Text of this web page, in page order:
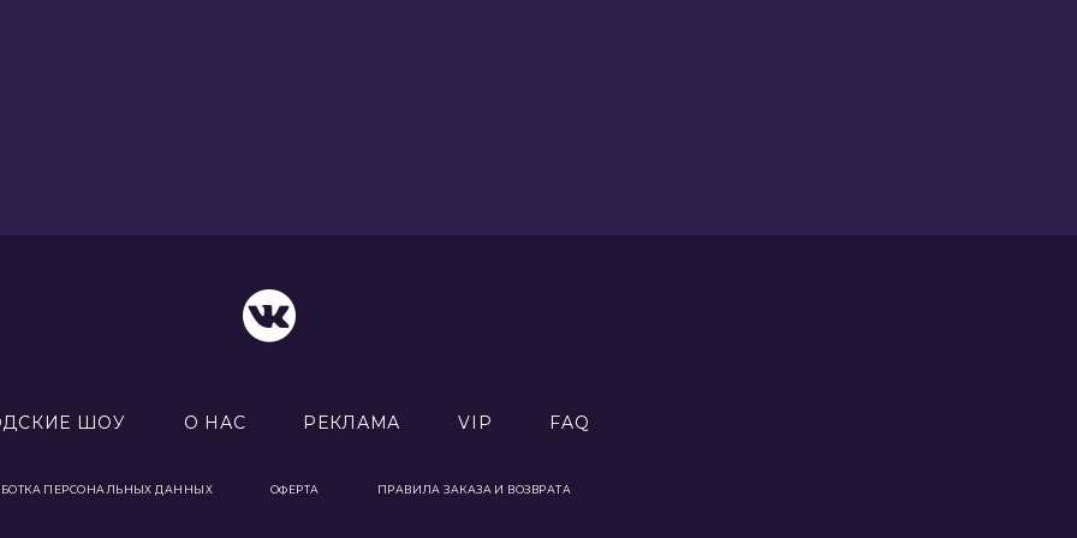
ШОУ О НАС РЕКЛАМА VIP FAQ
ПЕРСОНАЛЬНЫХ ДАННЫХ ОФЕРТА ПРАВИЛА ЗАКАЗА И ВОЗВРАТА